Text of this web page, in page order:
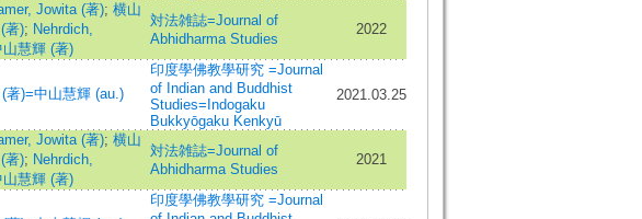
Jowita (著); 横山
著); Nehrdich,
山慧輝 (著)
対法雑誌=Journal of
Abhidharma Studies
2022
著)=中山慧輝 (au.)
印度學佛教學研究 =Journal
of Indian and Buddhist
Studies=Indogaku
Bukkyōgaku Kenkyū
2021.03.25
Jowita (著); 横山
著); Nehrdich,
山慧輝 (著)
対法雑誌=Journal of
Abhidharma Studies
2021
印度學佛教學研究 =Journal